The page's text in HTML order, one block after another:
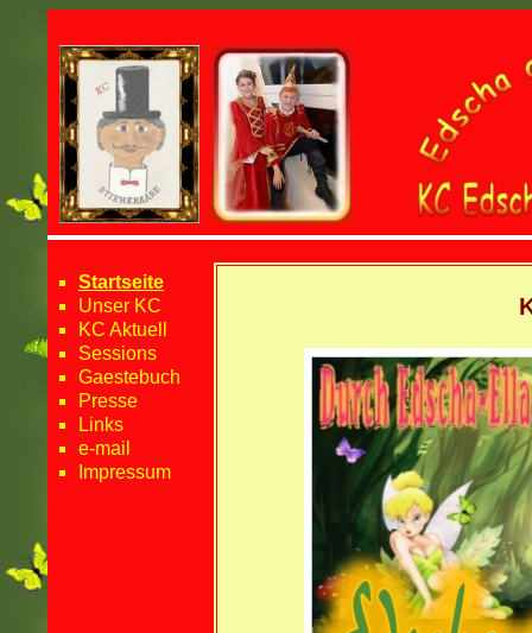
Startseite
Unser KC
KC Aktuell
Sessions
Gaestebuch
Presse
Links
e-mail
Impressum